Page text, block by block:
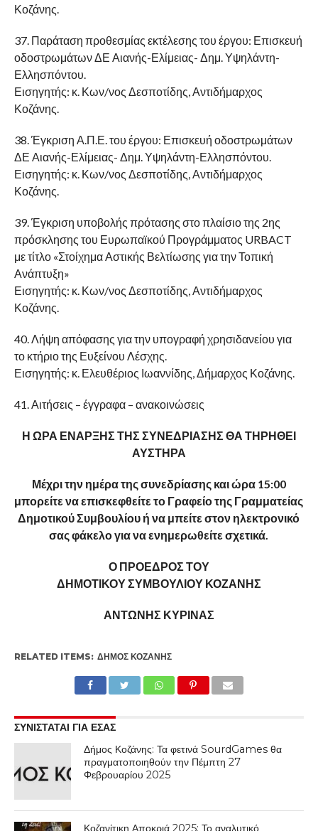
Κοζάνης.
37. Παράταση προθεσμίας εκτέλεσης του έργου: Επισκευή
οδοστρωμάτων ΔΕ Αιανής-Ελίμειας- Δημ. Υψηλάντη-
Ελλησπόντου.
Εισηγητής: κ. Κων/νος Δεσποτίδης, Αντιδήμαρχος
Κοζάνης.
38. Έγκριση Α.Π.Ε. του έργου: Επισκευή οδοστρωμάτων
ΔΕ Αιανής-Ελίμειας- Δημ. Υψηλάντη-Ελλησπόντου.
Εισηγητής: κ. Κων/νος Δεσποτίδης, Αντιδήμαρχος
Κοζάνης.
39. Έγκριση υποβολής πρότασης στο πλαίσιο της 2ης
πρόσκλησης του Ευρωπαϊκού Προγράμματος URBACT
με τίτλο «Στοίχημα Αστικής Βελτίωσης για την Τοπική
Ανάπτυξη»
Εισηγητής: κ. Κων/νος Δεσποτίδης, Αντιδήμαρχος
Κοζάνης.
40. Λήψη απόφασης για την υπογραφή χρησιδανείου για
το κτήριο της Ευξείνου Λέσχης.
Εισηγητής: κ. Ελευθέριος Ιωαννίδης, Δήμαρχος Κοζάνης.
41. Αιτήσεις – έγγραφα – ανακοινώσεις
Η ΩΡΑ ΕΝΑΡΞΗΣ ΤΗΣ ΣΥΝΕΔΡΙΑΣΗΣ ΘΑ ΤΗΡΗΘΕΙ
ΑΥΣΤΗΡΑ
Μέχρι την ημέρα της συνεδρίασης και ώρα 15:00
μπορείτε να επισκεφθείτε το Γραφείο της Γραμματείας
Δημοτικού Συμβουλίου ή να μπείτε στον ηλεκτρονικό
σας φάκελο για να ενημερωθείτε σχετικά.
Ο ΠΡΟΕΔΡΟΣ ΤΟΥ
ΔΗΜΟΤΙΚΟΥ ΣΥΜΒΟΥΛΙΟΥ ΚΟΖΑΝΗΣ
ΑΝΤΩΝΗΣ ΚΥΡΙΝΑΣ
RELATED ITEMS: ΔΉΜΟΣ ΚΟΖΆΝΗΣ
ΣΥΝΙΣΤΑΤΑΙ ΓΙΑ ΕΣΑΣ
Δήμος Κοζάνης: Τα φετινά SourdGames θα
πραγματοποιηθούν την Πέμπτη 27
Φεβρουαρίου 2025
Κοζανίτικη Αποκριά 2025: Το αναλυτικό